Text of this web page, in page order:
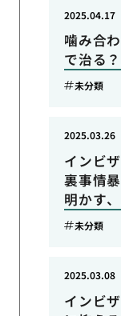
噛み合
で治る
2025.04.17
未分類
インビ
裏事情
明かす
2025.03.26
未分類
インビ
2025.03.08